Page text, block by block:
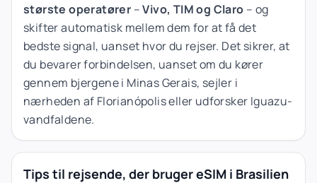
største operatører –Vivo, TIM og Claro – og
skifter automatisk mellem dem for at få det
bedste signal, uanset hvor du rejser. Det sikrer, at
du bevarer forbindelsen, uanset om du kører
gennem bjergene i Minas Gerais, sejler i
nærheden af Florianópolis eller udforsker Iguazu-
vandfaldene.
Tips til rejsende, der bruger eSIM i Brasilien